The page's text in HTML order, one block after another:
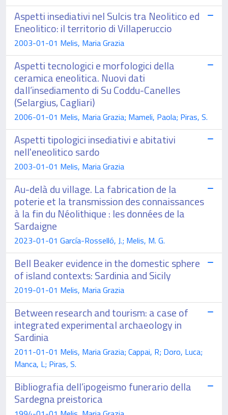
Aspetti insediativi nel Sulcis tra Neolitico ed
Eneolitico: il territorio di Villaperuccio
2003-01-01 Melis, Maria Grazia
Aspetti tecnologici e morfologici della
ceramica eneolitica. Nuovi dati
dall’insediamento di Su Coddu-Canelles
(Selargius, Cagliari)
2006-01-01 Melis, Maria Grazia; Mameli, Paola; Piras, S.
Aspetti tipologici insediativi e abitativi
nell'eneolitico sardo
2003-01-01 Melis, Maria Grazia
Au-delà du village. La fabrication de la
poterie et la transmission des connaissances
à la fin du Néolithique : les données de la
Sardaigne
2023-01-01 García-Rosselló, J.; Melis, M. G.
Bell Beaker evidence in the domestic sphere
of island contexts: Sardinia and Sicily
2019-01-01 Melis, Maria Grazia
Between research and tourism: a case of
integrated experimental archaeology in
Sardinia
2011-01-01 Melis, Maria Grazia; Cappai, R; Doro, Luca;
Manca, L; Piras, S.
Bibliografia dell’ipogeismo funerario della
Sardegna preistorica